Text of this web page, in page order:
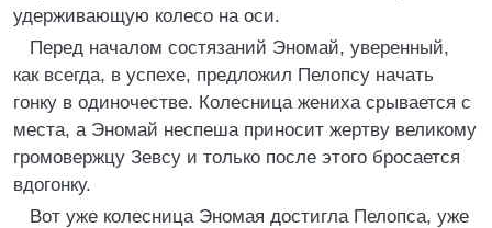
удерживающую колесо на оси.
Перед началом состязаний Эномай, уверенный,
как всегда, в успехе, предложил Пелопсу начать
гонку в одиночестве. Колесница жениха срывается с
места, а Эномай неспеша приносит жертву великому
громовержцу Зевсу и только после этого бросается
вдогонку.
Вот уже колесница Эномая достигла Пелопса, уже